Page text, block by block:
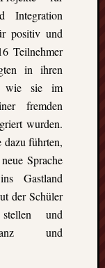
Integration
positiv und
Teilnehmer
in ihren
wie sie im
fremden
wurden.
dazu führten,
Sprache
Gastland
der Schüler
und
und